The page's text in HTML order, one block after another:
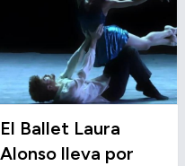
El Ballet Laura
Alonso lleva por